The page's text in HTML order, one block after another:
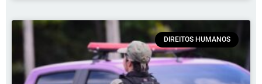
DIREITOS HUMANOS